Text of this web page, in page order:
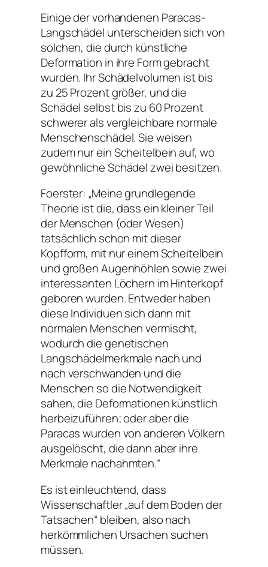
Einige der vorhandenen Paracas-
Langschädel unterscheiden sich von
solchen, die durch künstliche
Deformation in ihre Form gebracht
wurden. Ihr Schädelvolumen ist bis
zu 25 Prozent größer, und die
Schädel selbst bis zu 60 Prozent
schwerer als vergleichbare normale
Menschenschädel. Sie weisen
zudem nur ein Scheitelbein auf, wo
gewöhnliche Schädel zwei besitzen.
Foerster: „Meine grundlegende
Theorie ist die, dass ein kleiner Teil
der Menschen (oder Wesen)
tatsächlich schon mit dieser
Kopfform, mit nur einem Scheitelbein
und großen Augenhöhlen sowie zwei
interessanten Löchern im Hinterkopf
geboren wurden. Entweder haben
diese Individuen sich dann mit
normalen Menschen vermischt,
wodurch die genetischen
Langschädelmerkmale nach und
nach verschwanden und die
Menschen so die Notwendigkeit
sahen, die Deformationen künstlich
herbeizuführen; oder aber die
Paracas wurden von anderen Völkern
ausgelöscht, die dann aber ihre
Merkmale nachahmten.“
Es ist einleuchtend, dass
Wissenschaftler „auf dem Boden der
Tatsachen“ bleiben, also nach
herkömmlichen Ursachen suchen
müssen.